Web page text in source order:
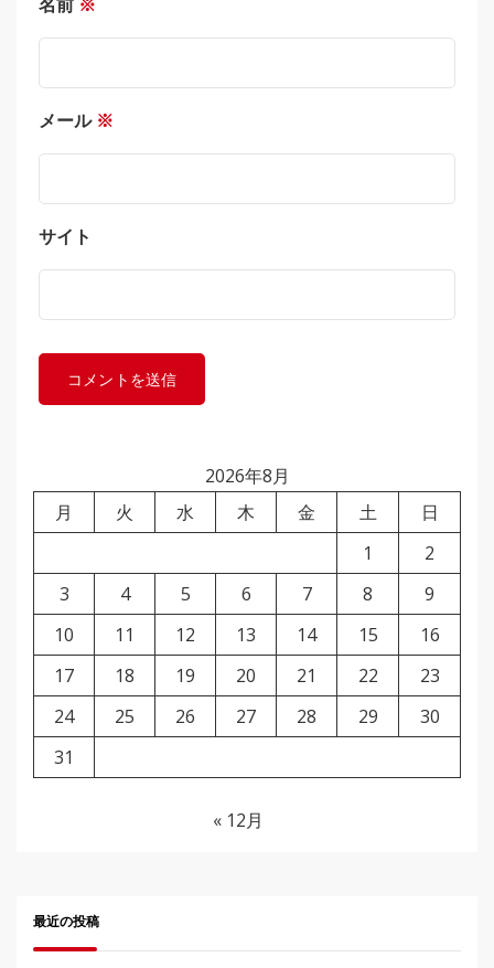
メール ※
サイト
2026年8月
月
火 水 木 金 土
日
1
2
3
4 5 6 7 8
9
10
11 12 13 14 15
16
17
18 19 20 21 22
23
24
25 26 27 28 29
30
31
« 12月
最近の投稿